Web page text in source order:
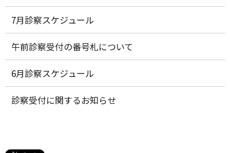
7月診察スケジュール
午前診察受付の番号札について
6月診察スケジュール
診察受付に関するお知らせ